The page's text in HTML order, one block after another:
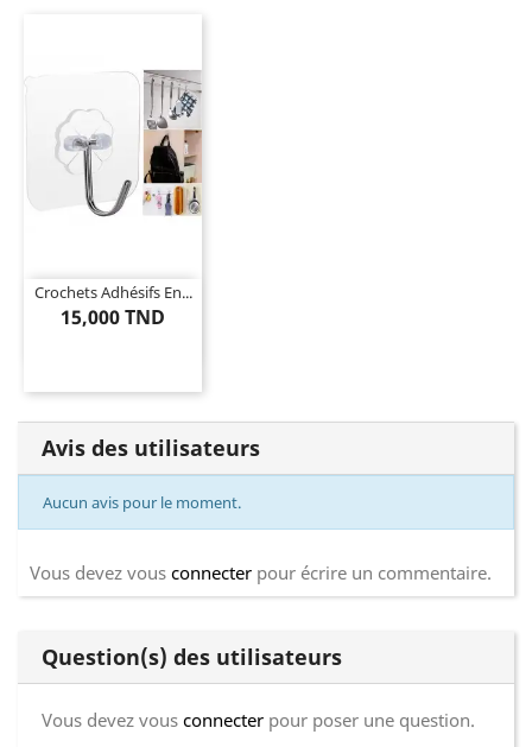
Crochets Adhésifs En...
15,000 TND
Avis des utilisateurs
Aucun avis pour le moment.
Vous devez vous connecter pour écrire un commentaire.
Question(s) des utilisateurs
Vous devez vous connecter pour poser une question.